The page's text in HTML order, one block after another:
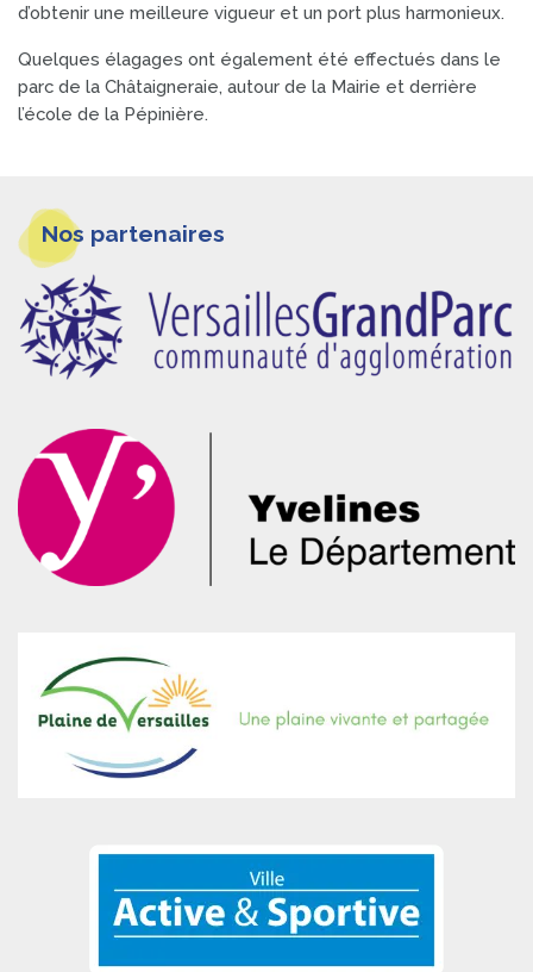
d’obtenir une meilleure vigueur et un port plus harmonieux.
Quelques élagages ont également été effectués dans le
parc de la Châtaigneraie, autour de la Mairie et derrière
l’école de la Pépinière.
pieds
de
page
Nos partenaires